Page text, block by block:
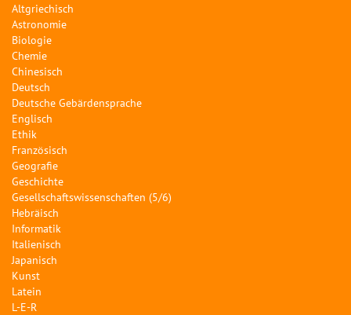
Altgriechisch
Astronomie
Biologie
Chemie
Chinesisch
Deutsch
Deutsche Gebärdensprache
Englisch
Ethik
Französisch
Geografie
Geschichte
Gesellschaftswissenschaften (5/6)
Hebräisch
Informatik
Italienisch
Japanisch
Kunst
Latein
L-E-R